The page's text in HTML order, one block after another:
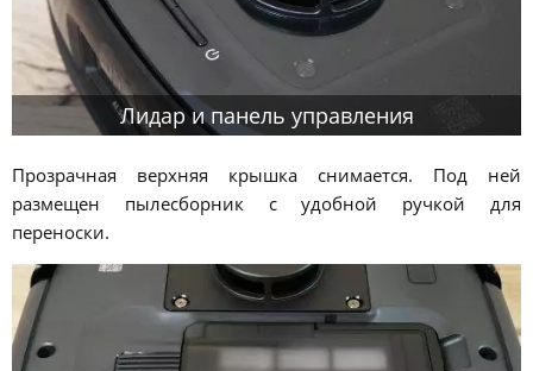
Лидар и панель управления
Прозрачная верхняя крышка снимается. Под ней
размещен пылесборник с удобной ручкой для
переноски.